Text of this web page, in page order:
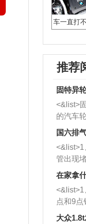
车一直打
推荐
固特异
<&list>
的汽车
牌，但
也是为
国六排
<&list>1
管出现
者是细
堵塞情
施。
杂物推
三元催
在家拿
<&list>1
点和9
方向做
大众